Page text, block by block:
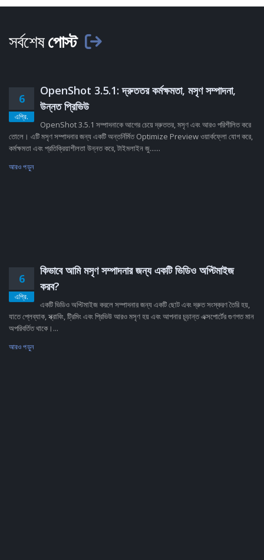
সর্বশেষপোস্ট
6
এপ্রি.
OpenShot 3.5.1: দ্রুততর কর্মক্ষমতা, মসৃণ সম্পাদনা,
উন্নত প্রিভিউ
OpenShot 3.5.1 সম্পাদনাকে আগের চেয়ে দ্রুততর, মসৃণ এবং আরও পরিশীলিত করে
তোলে। এটি মসৃণ সম্পাদনার জন্য একটি অন্তর্নির্মিত Optimize Preview ওয়ার্কফ্লো যোগ করে,
কর্মক্ষমতা এবং প্রতিক্রিয়াশীলতা উন্নত করে, টাইমলাইন জু......
আরও পড়ুন
6
এপ্রি.
কিভাবে আমি মসৃণ সম্পাদনার জন্য একটি ভিডিও অপ্টিমাইজ
করব?
একটি ভিডিও অপ্টিমাইজ করলে সম্পাদনার জন্য একটি ছোট এবং দ্রুত সংস্করণ তৈরি হয়,
যাতে প্লেব্যাক, স্ক্রাবিং, ট্রিমিং এবং প্রিভিউ আরও মসৃণ হয় এবং আপনার চূড়ান্ত এক্সপোর্টের গুণগত মান
অপরিবর্তিত থাকে।...
আরও পড়ুন